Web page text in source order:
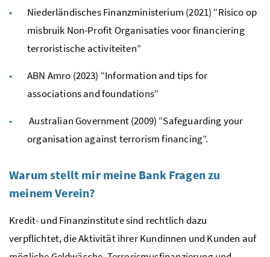
Niederländisches Finanzministerium (2021) “Risico op
misbruik Non-Profit Organisaties voor financiering
terroristische activiteiten”
ABN Amro (2023) “Information and tips for
associations and foundations”
Australian Government (2009) “Safeguarding your
organisation against terrorism financing”.
Warum stellt mir meine Bank Fragen zu
meinem Verein?
Kredit- und Finanzinstitute sind rechtlich dazu
verpflichtet, die Aktivität ihrer Kundinnen und Kunden auf